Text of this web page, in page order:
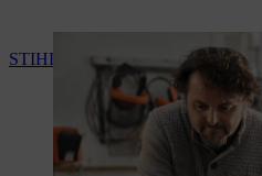
STIHL connected